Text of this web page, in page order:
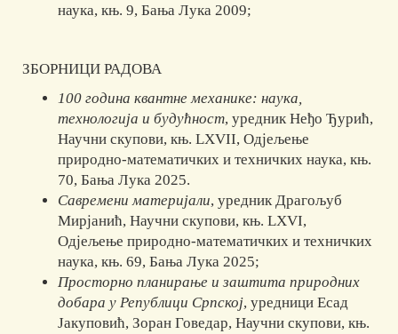
наука, књ. 9, Бања Лука 2009;
ЗБОРНИЦИ РАДОВА
100 година квантне механике: наука,
технологија и будућност, уредник Неђо Ђурић,
Научни скупови, књ. LXVII, Одјељење
природно-математичких и техничких наука, књ.
70, Бања Лука 2025.
Савремени материјали, уредник Драгољуб
Мирјанић, Научни скупови, књ. LXVI,
Одјељење природно-математичких и техничких
наука, књ. 69, Бања Лука 2025;
Просторно планирање и заштита природних
добара у Републици Српској, уредници Есад
Јакуповић, Зоран Говедар, Научни скупови, књ.